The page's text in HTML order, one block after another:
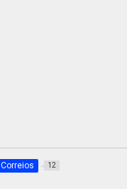
Correios 12